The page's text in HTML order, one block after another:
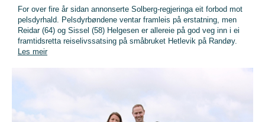
For over fire år sidan annonserte Solberg-regjeringa eit forbod mot
pelsdyrhald. Pelsdyrbøndene ventar framleis på erstatning, men
Reidar (64) og Sissel (58) Helgesen er allereie på god veg inn i ei
framtidsretta reiselivssatsing på småbruket Hetlevik på Randøy.
Les meir